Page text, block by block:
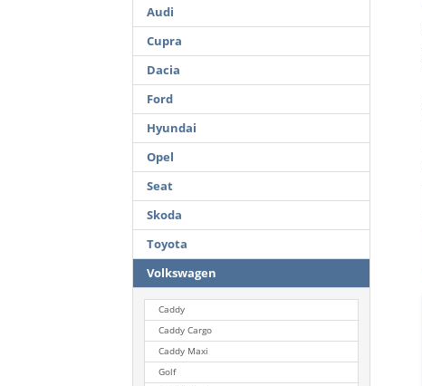
Audi
Cupra
Dacia
Ford
Hyundai
Opel
Seat
Skoda
Toyota
Volkswagen
Caddy
Caddy Cargo
Caddy Maxi
Golf